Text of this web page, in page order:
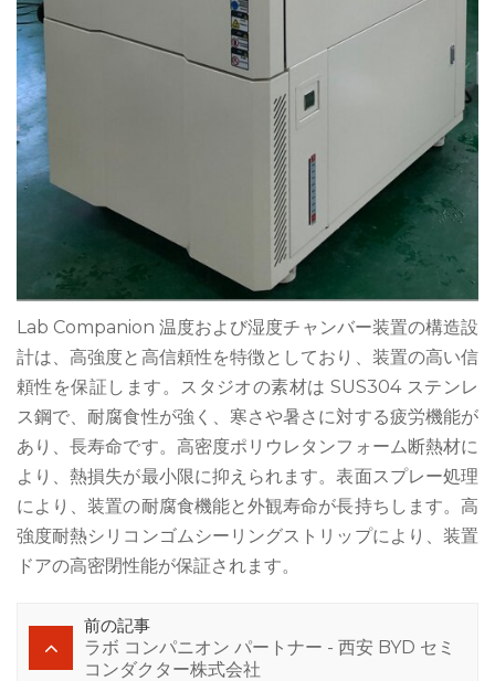
Lab Companion 温度および湿度チャンバー装置の構造設
計は、高強度と高信頼性を特徴としており、装置の高い信
頼性を保証します。スタジオの素材は SUS304 ステンレ
ス鋼で、耐腐食性が強く、寒さや暑さに対する疲労機能が
あり、長寿命です。高密度ポリウレタンフォーム断熱材に
より、熱損失が最小限に抑えられます。表面スプレー処理
により、装置の耐腐食機能と外観寿命が長持ちします。高
強度耐熱シリコンゴムシーリングストリップにより、装置
ドアの高密閉性能が保証されます。
前の記事
ラボ コンパニオン パートナー - 西安 BYD セミ
コンダクター株式会社